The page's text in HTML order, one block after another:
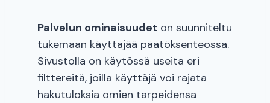
Palvelun ominaisuudet on suunniteltu
tukemaan käyttäjää päätöksenteossa.
Sivustolla on käytössä useita eri
filttereitä, joilla käyttäjä voi rajata
hakutuloksia omien tarpeidensa